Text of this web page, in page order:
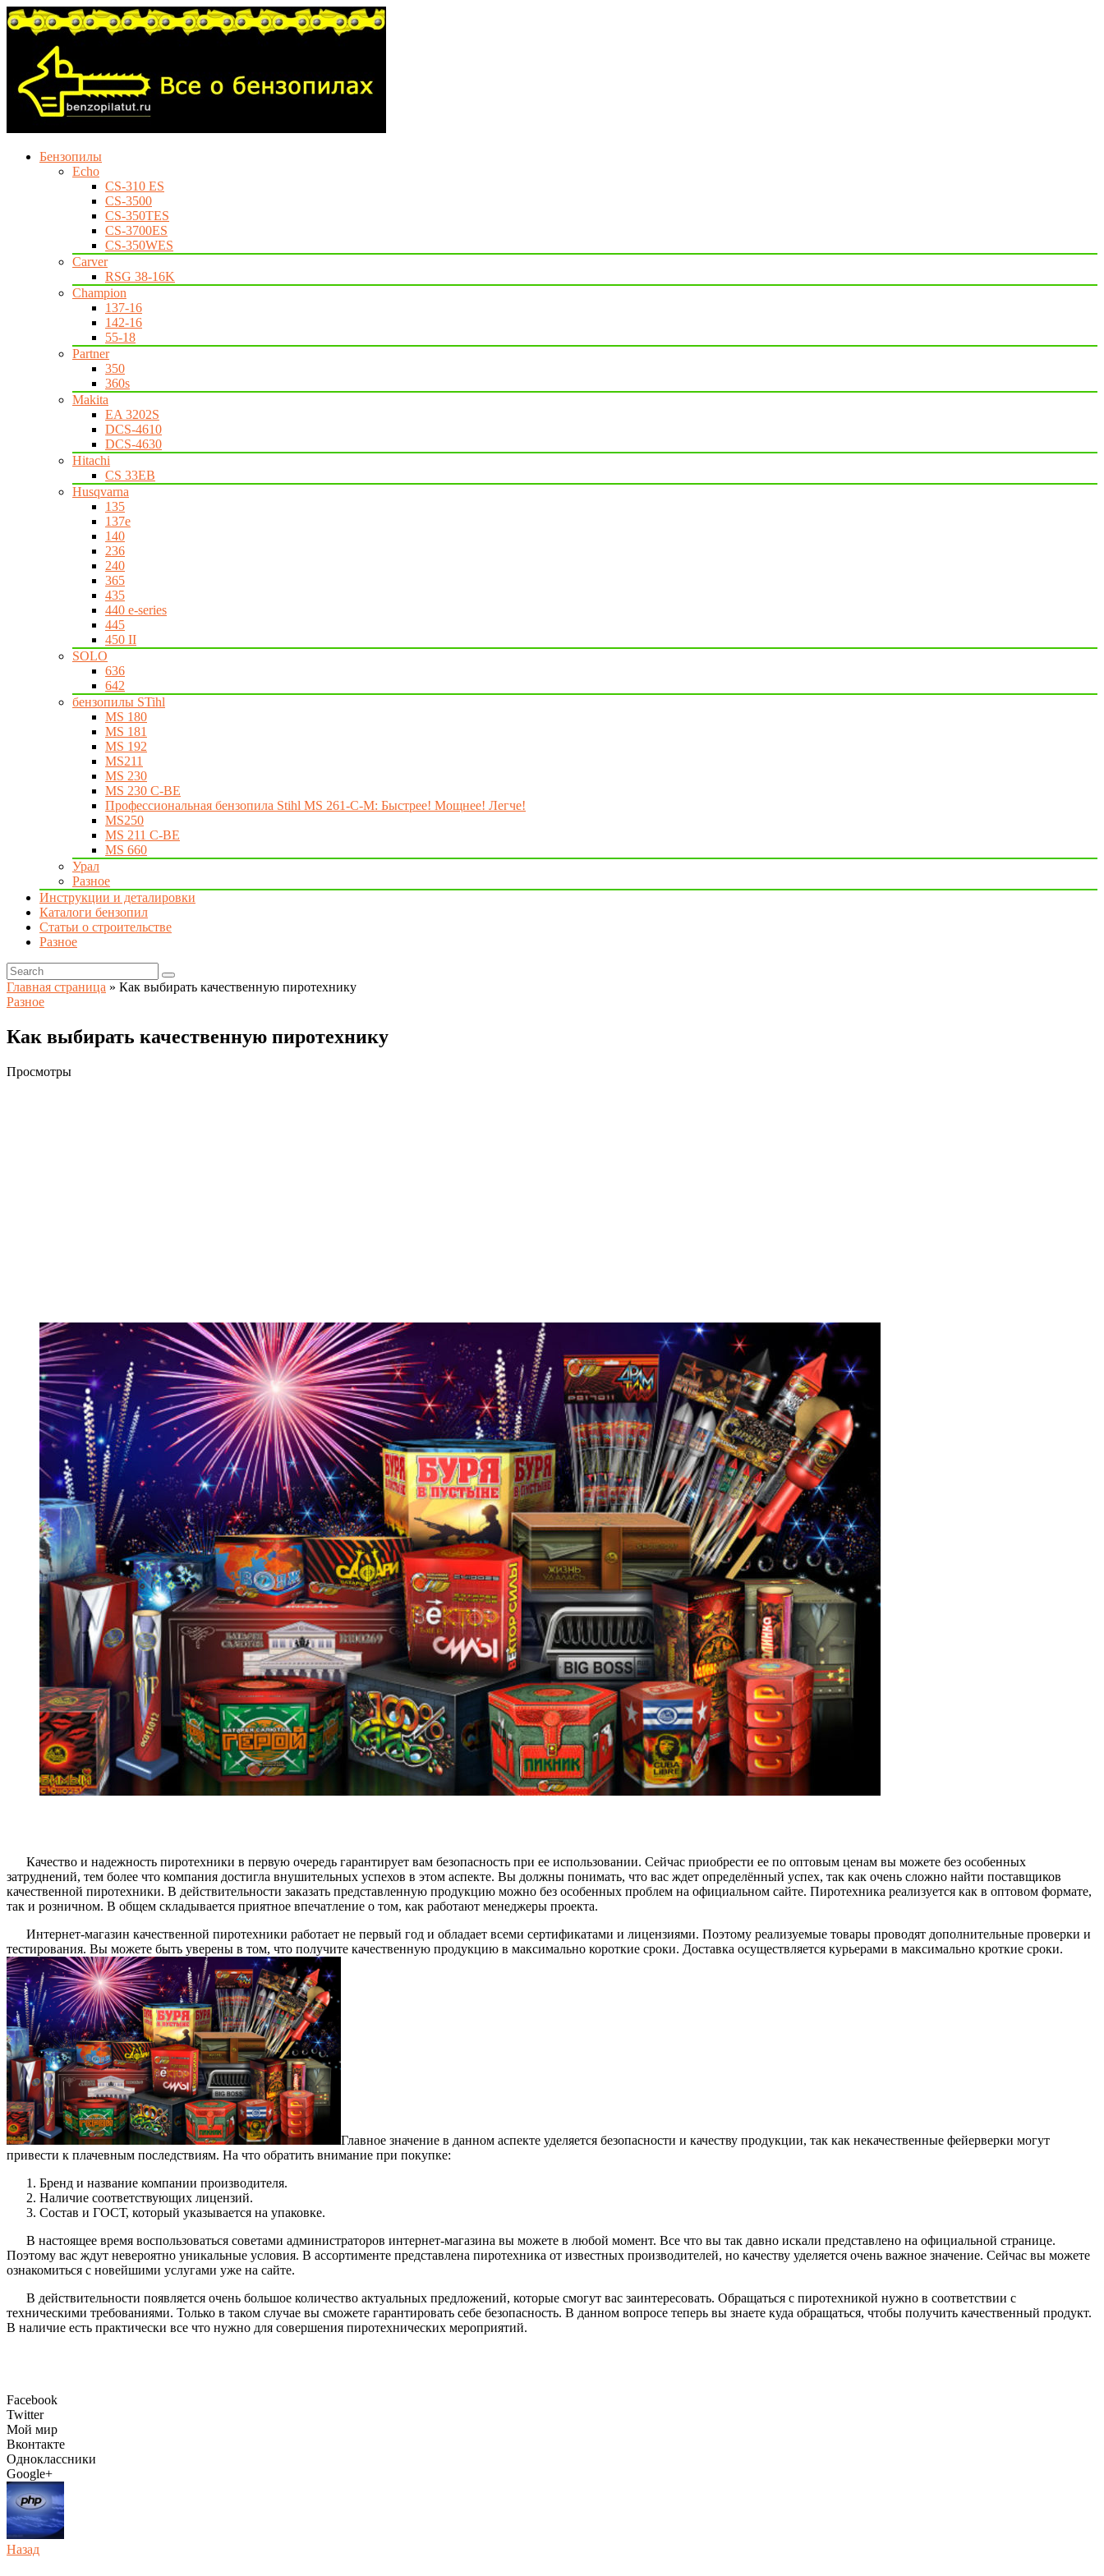
Бензопилы
Echo
CS-310 ES
CS-3500
CS-350TES
CS-3700ES
CS-350WES
Carver
RSG 38-16K
Champion
137-16
142-16
55-18
Partner
350
360s
Makita
EA 3202S
DCS-4610
DCS-4630
Hitachi
CS 33EB
Husqvarna
135
137e
140
236
240
365
435
440 e-series
445
450 II
SOLO
636
642
бензопилы STihl
MS 180
MS 181
MS 192
MS211
MS 230
MS 230 C-BE
Профессиональная бензопила Stihl MS 261-C-M: Быстрее! Мощнее! Легче!
MS250
MS 211 C-BE
MS 660
Урал
Разное
Инструкции и деталировки
Каталоги бензопил
Статьи о строительстве
Разное
Главная страница » Как выбирать качественную пиротехнику
Разное
Как выбирать качественную пиротехнику
Просмотры
Качество и надежность пиротехники в первую очередь гарантирует вам безопасность при ее использовании. Сейчас приобрести ее по оптовым ценам вы можете без особенных
затруднений, тем более что компания достигла внушительных успехов в этом аспекте. Вы должны понимать, что вас ждет определённый успех, так как очень сложно найти поставщиков
качественной пиротехники. В действительности заказать представленную продукцию можно без особенных проблем на официальном сайте. Пиротехника реализуется как в оптовом формате,
так и розничном. В общем складывается приятное впечатление о том, как работают менеджеры проекта.
Интернет-магазин качественной пиротехники работает не первый год и обладает всеми сертификатами и лицензиями. Поэтому реализуемые товары проводят дополнительные проверки и
тестирования. Вы можете быть уверены в том, что получите качественную продукцию в максимально короткие сроки. Доставка осуществляется курьерами в максимально кроткие сроки.
Главное значение в данном аспекте уделяется безопасности и качеству продукции, так как некачественные фейерверки могут
привести к плачевным последствиям. На что обратить внимание при покупке:
Бренд и название компании производителя.
Наличие соответствующих лицензий.
Состав и ГОСТ, который указывается на упаковке.
В настоящее время воспользоваться советами администраторов интернет-магазина вы можете в любой момент. Все что вы так давно искали представлено на официальной странице.
Поэтому вас ждут невероятно уникальные условия. В ассортименте представлена пиротехника от известных производителей, но качеству уделяется очень важное значение. Сейчас вы можете
ознакомиться с новейшими услугами уже на сайте.
В действительности появляется очень большое количество актуальных предложений, которые смогут вас заинтересовать. Обращаться с пиротехникой нужно в соответствии с
техническими требованиями. Только в таком случае вы сможете гарантировать себе безопасность. В данном вопросе теперь вы знаете куда обращаться, чтобы получить качественный продукт.
В наличие есть практически все что нужно для совершения пиротехнических мероприятий.
Facebook
Twitter
Мой мир
Вконтакте
Одноклассники
Google+
Назад